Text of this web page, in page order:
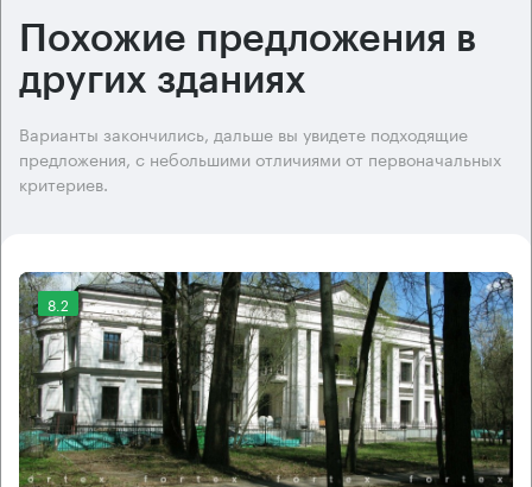
Похожие предложения в
других зданиях
Варианты закончились, дальше вы увидете подходящие
предложения, с небольшими отличиями от первоначальных
критериев.
8.2